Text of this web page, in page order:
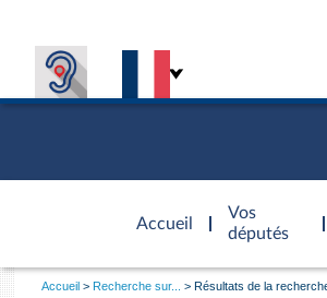
Accueil
d'accueil
Vos
députés
Vous
Accueil Recherche sur... Résultats de la